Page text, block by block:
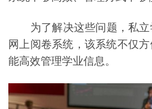
为了解决这些问题，私立
网上阅卷系统，该系统不仅
能高效管理学业信息。